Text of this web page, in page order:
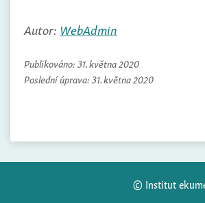
Autor: WebAdmin
Publikováno: 31. května 2020
Poslední úprava: 31. května 2020
© Institut